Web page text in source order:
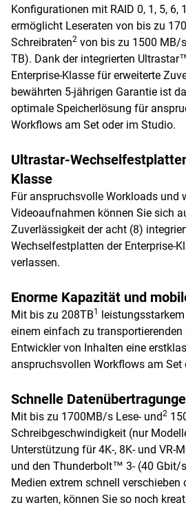
Konfigurationen mit RAID 0, 1, 5, 6,
ermöglicht Leseraten von bis zu
Schreibraten2 von bis zu 1500 MB/
TB). Dank der integrierten
Enterprise-Klasse für erweiterte
bewährten 5-jährigen Garantie ist
optimale Speicherlösung für
Workflows am Set oder im Studio.
Ultrastar-
Klasse
Für anspruchsvolle Workloads und
Videoaufnahmen können Sie sich
Zuverlässigkeit der acht (8)
Wechselfestplatten der Enterprise-
verlassen.
Enorme Kapazität und
Mit bis zu 208TB1
leistungsstarkem
einem einfach zu transportierenden
Entwickler von Inhalten eine
anspruchsvollen Workflows am Set
Schnelle
Mit bis zu 1700MB/s Lese- und2
Schreibgeschwindigkeit (nur
Unterstützung für 4K-, 8K- und VR-
und den Thunderbolt™ 3- (40 Gbit/
Medien extrem schnell
zu warten, können Sie so noch